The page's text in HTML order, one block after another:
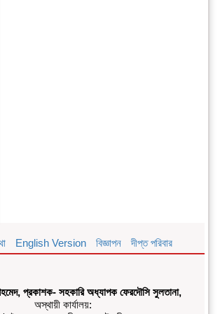
English Version বিজ্ঞাপন দীপ্ত পরিবার
প্রকাশক- সহকারি অধ্যাপক ফেরদৌসি সুলতানা,
অস্থায়ী কার্যালয়: